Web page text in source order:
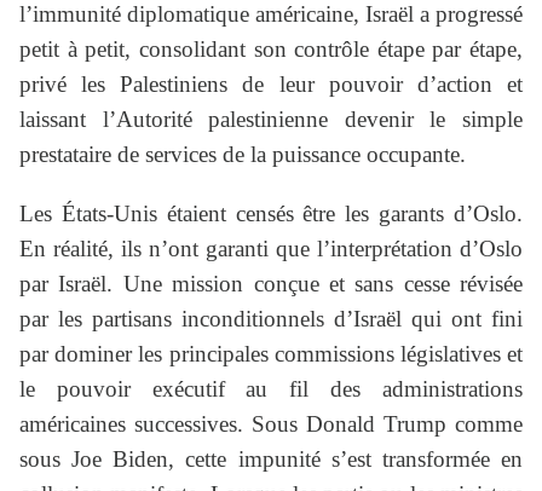
l’immunité diplomatique américaine, Israël a progressé
petit à petit, consolidant son contrôle étape par étape,
privé les Palestiniens de leur pouvoir d’action et
laissant l’Autorité palestinienne devenir le simple
prestataire de services de la puissance occupante.
Les États-Unis étaient censés être les garants d’Oslo.
En réalité, ils n’ont garanti que l’interprétation d’Oslo
par Israël. Une mission conçue et sans cesse révisée
par les partisans inconditionnels d’Israël qui ont fini
par dominer les principales commissions législatives et
le pouvoir exécutif au fil des administrations
américaines successives. Sous Donald Trump comme
sous Joe Biden, cette impunité s’est transformée en